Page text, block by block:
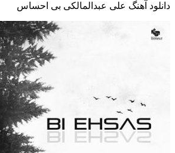
دانلود آهنگ علی عبدالمالکی بی احساس